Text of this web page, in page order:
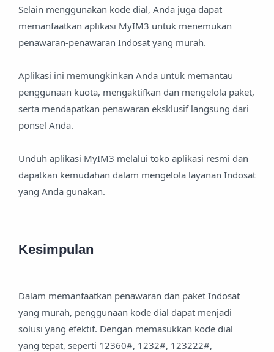
Selain menggunakan kode dial, Anda juga dapat
memanfaatkan aplikasi MyIM3 untuk menemukan
penawaran-penawaran Indosat yang murah.
Aplikasi ini memungkinkan Anda untuk memantau
penggunaan kuota, mengaktifkan dan mengelola paket,
serta mendapatkan penawaran eksklusif langsung dari
ponsel Anda.
Unduh aplikasi MyIM3 melalui toko aplikasi resmi dan
dapatkan kemudahan dalam mengelola layanan Indosat
yang Anda gunakan.
Kesimpulan
Dalam memanfaatkan penawaran dan paket Indosat
yang murah, penggunaan kode dial dapat menjadi
solusi yang efektif. Dengan memasukkan kode dial
yang tepat, seperti 12360#, 1232#, 123222#,